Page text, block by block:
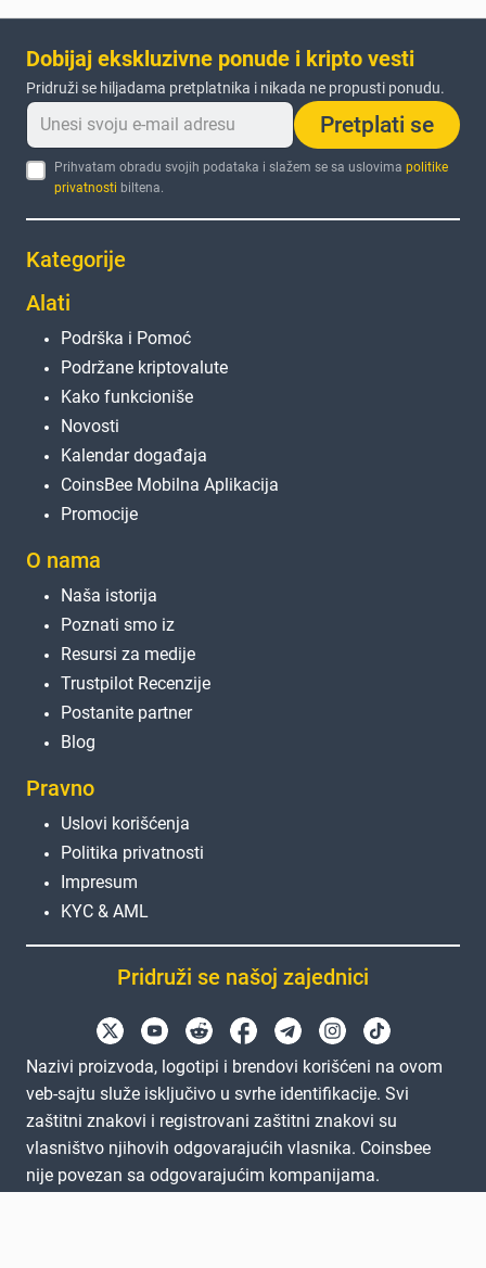
Dobijaj ekskluzivne ponude i kripto vesti
Pridruži se hiljadama pretplatnika i nikada ne propusti ponudu.
Pretplati se
Prihvatam obradu svojih podataka i slažem se sa uslovimapolitike
privatnosti biltena.
Kategorije
Alati
Podrška i Pomoć
Podržane kriptovalute
Kako funkcioniše
Novosti
Kalendar događaja
CoinsBee Mobilna Aplikacija
Promocije
O nama
Naša istorija
Poznati smo iz
Resursi za medije
Trustpilot Recenzije
Postanite partner
Blog
Pravno
Uslovi korišćenja
Politika privatnosti
Impresum
KYC & AML
Pridruži se našoj zajednici
Nazivi proizvoda, logotipi i brendovi korišćeni na ovom
veb-sajtu služe isključivo u svrhe identifikacije. Svi
zaštitni znakovi i registrovani zaštitni znakovi su
vlasništvo njihovih odgovarajućih vlasnika. Coinsbee
nije povezan sa odgovarajućim kompanijama.